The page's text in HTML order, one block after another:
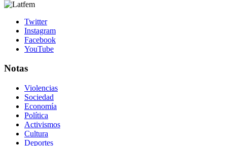
Twitter
Instagram
Facebook
YouTube
Notas
Violencias
Sociedad
Economía
Política
Activismos
Cultura
Deportes